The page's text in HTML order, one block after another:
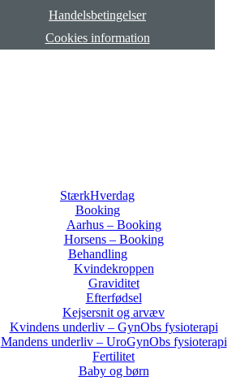
Handelsbetingelser
Cookies information
StærkHverdag
Booking
Aarhus – Booking
Horsens – Booking
Behandling
Kvindekroppen
Graviditet
Efterfødsel
Kejsersnit og arvæv
Kvindens underliv – GynObs fysioterapi
Mandens underliv – UroGynObs fysioterapi
Fertilitet
Baby og børn